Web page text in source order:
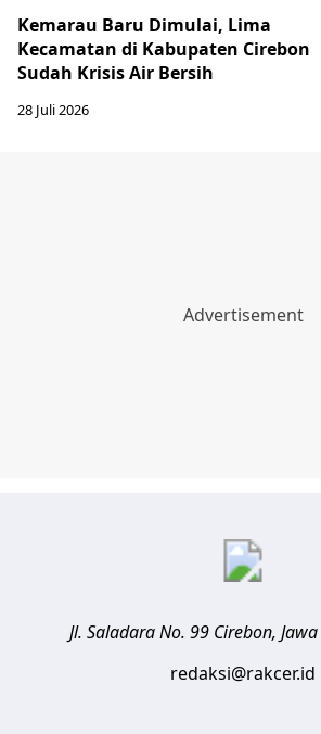
Kemarau Baru Dimulai, Lima
Kecamatan di Kabupaten Cirebon
Sudah Krisis Air Bersih
28 Juli 2026
Jl. Saladara No. 99 Cirebon,
redaksi@rakcer.id